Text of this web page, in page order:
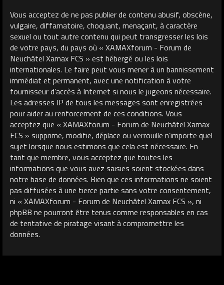
Vous acceptez de ne pas publier de contenu abusif, obscène,
vulgaire, diffamatoire, choquant, menaçant, à caractère
sexuel ou tout autre contenu qui peut transgresser les lois
de votre pays, du pays où « XAMAXforum - Forum de
Neuchâtel Xamax FCS » est hébergé ou les lois
internationales. Le faire peut vous mener à un bannissement
immédiat et permanent, avec une notification à votre
fournisseur d’accès à Internet si nous le jugeons nécessaire.
Les adresses IP de tous les messages sont enregistrées
pour aider au renforcement de ces conditions. Vous
acceptez que « XAMAXforum - Forum de Neuchâtel Xamax
FCS » supprime, modifie, déplace ou verrouille n’importe quel
sujet lorsque nous estimons que cela est nécessaire. En
tant que membre, vous acceptez que toutes les
informations que vous avez saisies soient stockées dans
notre base de données. Bien que ces informations ne soient
pas diffusées à une tierce partie sans votre consentement,
ni « XAMAXforum - Forum de Neuchâtel Xamax FCS », ni
phpBB ne pourront être tenus comme responsables en cas
de tentative de piratage visant à compromettre les
données.